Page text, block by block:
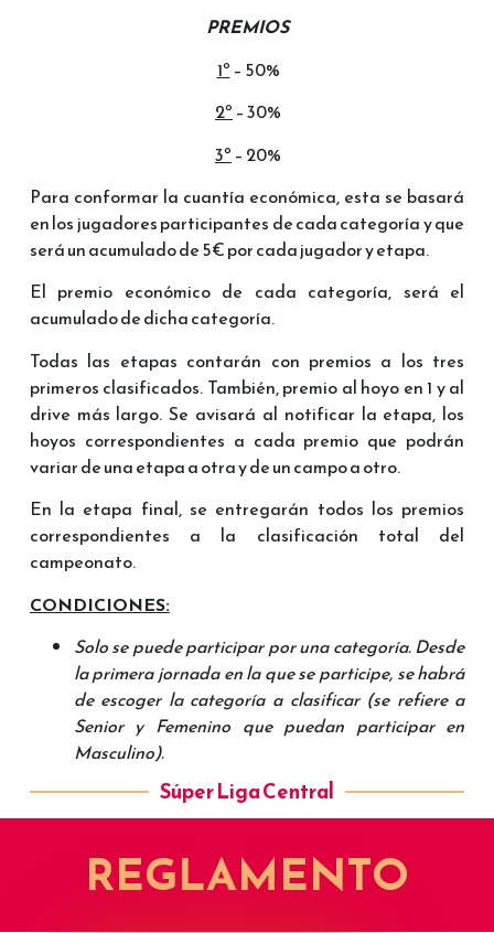
PREMIOS
1º – 50%
2º – 30%
3º – 20%
Para conformar la cuantía económica, esta se basará
en los jugadores participantes de cada categoría y que
será un acumulado de 5€ por cada jugador y etapa.
El premio económico de cada categoría, será el
acumulado de dicha categoría.
Todas las etapas contarán con premios a los tres
primeros clasificados. También, premio al hoyo en 1 y al
drive más largo. Se avisará al notificar la etapa, los
hoyos correspondientes a cada premio que podrán
variar de una etapa a otra y de un campo a otro.
En la etapa final, se entregarán todos los premios
correspondientes a la clasificación total del
campeonato.
CONDICIONES:
Solo se puede participar por una categoría. Desde
la primera jornada en la que se participe, se habrá
de escoger la categoría a clasificar (se refiere a
Senior y Femenino que puedan participar en
Masculino).
Súper Liga Central
REGLAMENTO